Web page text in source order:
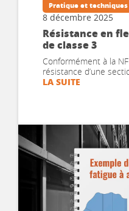
Pratique et techniques
8 décembre 2025
Résistance en
de classe 3
Conformément à la
résistance d’une
LA SUITE